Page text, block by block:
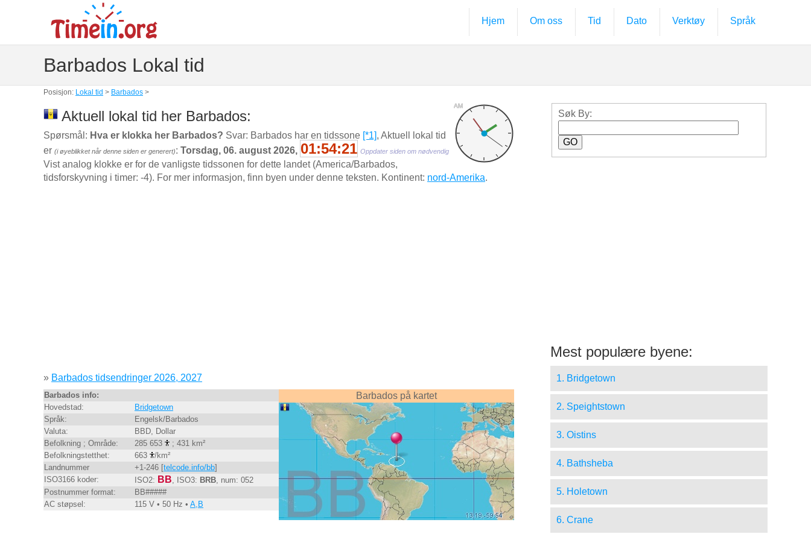
Hjem Om oss Tid Dato Verktøy Språk
Barbados Lokal tid
Posisjon: Lokal tid > Barbados >
AM
Aktuell lokal tid her Barbados:
Spørsmål: Hva er klokka her Barbados? Svar: Barbados har en tidssone [*1], Aktuell lokal tid
er (i øyeblikket når denne siden er generert): Torsdag, 06. august 2026, 01:54:22 Oppdater siden om nødvendig
Vist analog klokke er for de vanligste tidssonen for dette landet (America/Barbados,
tidsforskyvning i timer: -4). For mer informasjon, finn byen under denne teksten. Kontinent: nord-Amerika.
» Barbados tidsendringer 2026, 2027
Barbados info:
Hovedstad:
Bridgetown
Språk:
Engelsk/Barbados
Valuta:
BBD, Dollar
Befolkning ; Område:
285 653
; 431 km²
Befolkningstetthet:
663
/km²
Landnummer
+1-246 [telcode.info/bb]
ISO3166 koder:
ISO2: BB, ISO3: BRB, num: 052
Postnummer format:
BB#####
AC støpsel:
115 V • 50 Hz • A,B
Barbados på kartet
Søk By:
Mest populære byene:
1. Bridgetown
2. Speightstown
3. Oistins
4. Bathsheba
5. Holetown
6. Crane